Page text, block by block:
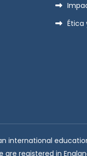
Ética
international
are registered in